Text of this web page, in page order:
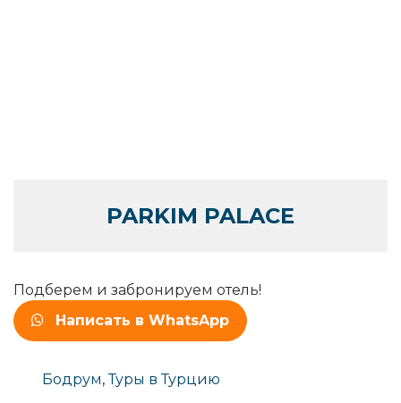
PARKIM PALACE
Подберем и забронируем отель!
Написать в WhatsApp
Бодрум,Туры в Турцию